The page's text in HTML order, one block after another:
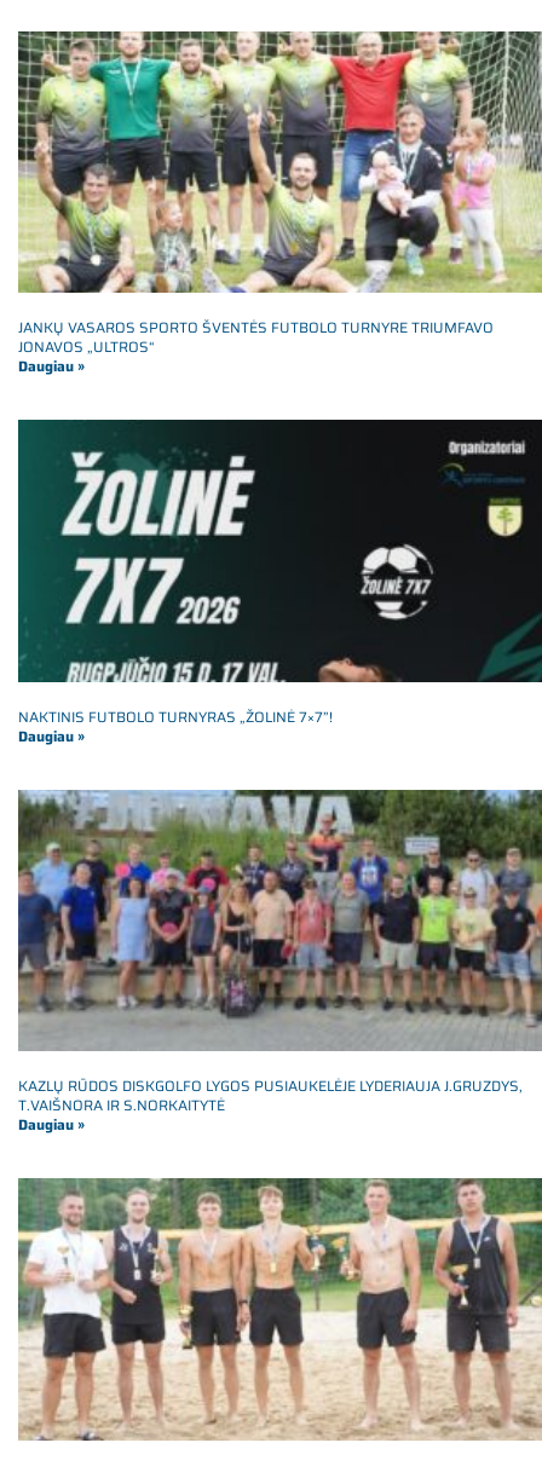
JANKŲ VASAROS SPORTO ŠVENTĖS FUTBOLO TURNYRE TRIUMFAVO
JONAVOS „ULTROS“
Daugiau »
NAKTINIS FUTBOLO TURNYRAS „ŽOLINĖ 7×7”!
Daugiau »
KAZLŲ RŪDOS DISKGOLFO LYGOS PUSIAUKELĖJE LYDERIAUJA J.GRUZDYS,
T.VAIŠNORA IR S.NORKAITYTĖ
Daugiau »